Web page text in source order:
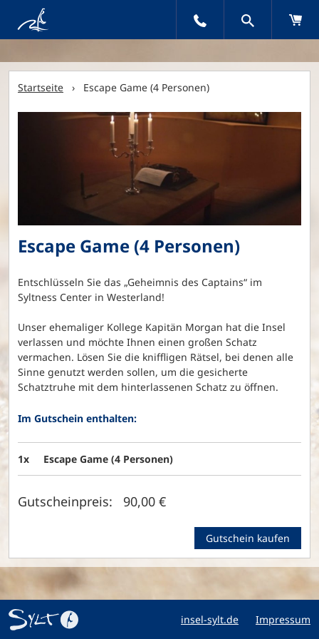
Startseite › Escape Game (4 Personen)
Escape Game (4 Personen)
Entschlüsseln Sie das „Geheimnis des Captains“ im
Syltness Center in Westerland!
Unser ehemaliger Kollege Kapitän Morgan hat die Insel
verlassen und möchte Ihnen einen großen Schatz
vermachen. Lösen Sie die kniffligen Rätsel, bei denen alle
Sinne genutzt werden sollen, um die gesicherte
Schatztruhe mit dem hinterlassenen Schatz zu öffnen.
Im Gutschein enthalten:
1x Escape Game (4 Personen)
Gutscheinpreis: 90,00 €
Gutschein kaufen
insel-sylt.de Impressum